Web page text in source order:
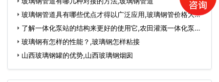
玻璃钢管道具有哪些优点才得以广泛应用,玻璃钢管价格大概
多少钱…
了解一体化泵站的结构来更好的使用它,农田灌溉一体化泵
站…玻璃钢有怎样的性能？,玻璃钢怎样粘接
山西玻璃钢罐的优势,山西玻璃钢烟囱